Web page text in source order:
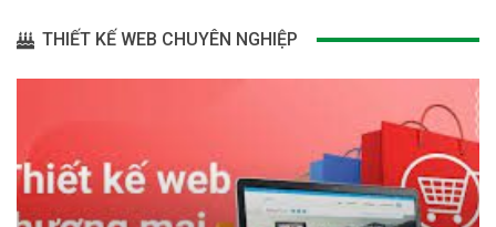
THIẾT KẾ WEB CHUYÊN NGHIỆP